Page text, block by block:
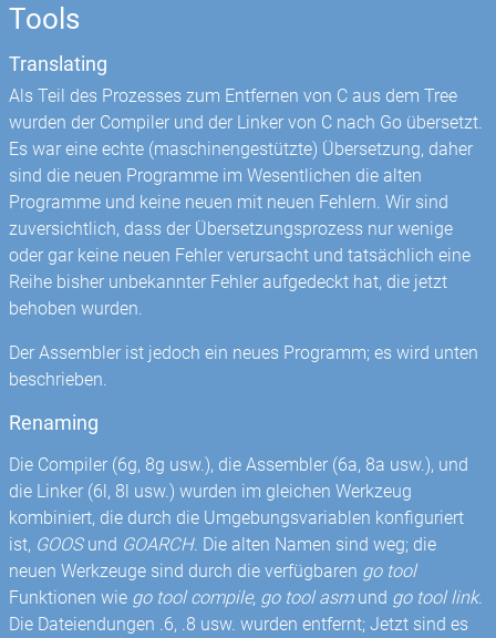
Tools
Translating
Als Teil des Prozesses zum Entfernen von C aus dem Tree
wurden der Compiler und der Linker von C nach Go übersetzt.
Es war eine echte (maschinengestützte) Übersetzung, daher
sind die neuen Programme im Wesentlichen die alten
Programme und keine neuen mit neuen Fehlern. Wir sind
zuversichtlich, dass der Übersetzungsprozess nur wenige
oder gar keine neuen Fehler verursacht und tatsächlich eine
Reihe bisher unbekannter Fehler aufgedeckt hat, die jetzt
behoben wurden.
Der Assembler ist jedoch ein neues Programm; es wird unten
beschrieben.
Renaming
Die Compiler (6g, 8g usw.), die Assembler (6a, 8a usw.), und
die Linker (6l, 8l usw.) wurden im gleichen Werkzeug
kombiniert, die durch die Umgebungsvariablen konfiguriert
ist, GOOSund GOARCH. Die alten Namen sind weg; die
neuen Werkzeuge sind durch die verfügbaren go tool
Funktionen wie go tool compile, go tool asmund go tool link.
Die Dateiendungen .6, .8 usw. wurden entfernt; Jetzt sind es